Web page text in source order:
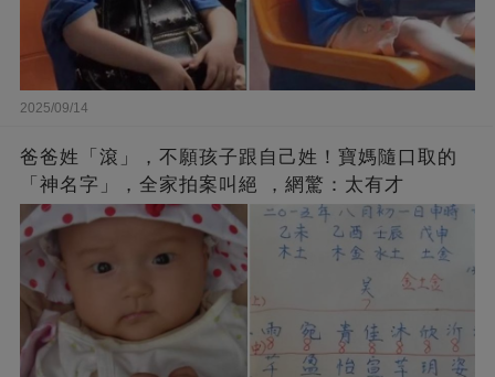
2025/09/14
爸爸姓「滾」，不願孩子跟自己姓！寶媽隨口取的
「神名字」，全家拍案叫絕 ，網驚：太有才